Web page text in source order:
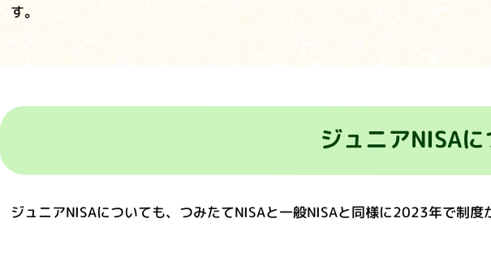
す。
ジュニアNISA
ジュニアNISAについても、つみたてNISAと一般NISAと同様に2023年で制度